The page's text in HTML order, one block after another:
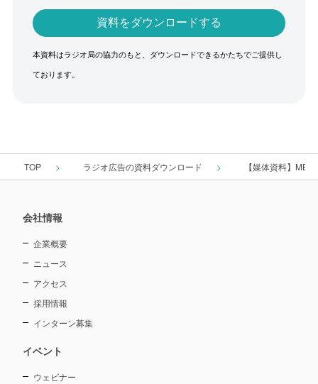
本資料はラジオ局の協力のもと、ダウンロードできるかたちでご提供し
ております。
TOP ラジオ広告の資料ダウンロード 【媒体資料】
会社情報
企業概要
ニュース
アクセス
採用情報
インターン募集
イベント
ウェビナー